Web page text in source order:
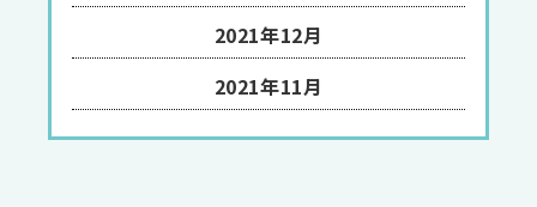
2021年12月
2021年11月